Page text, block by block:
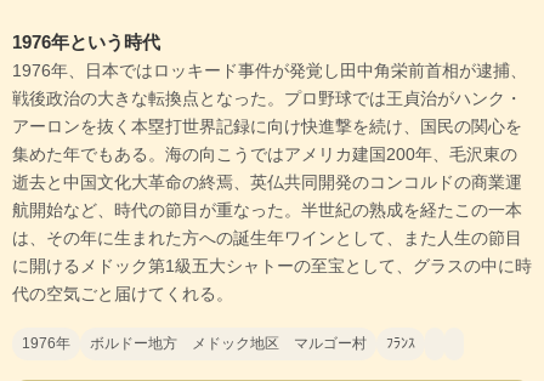
1976年という時代
1976年、日本ではロッキード事件が発覚し田中角栄前首相が逮捕、
戦後政治の大きな転換点となった。プロ野球では王貞治がハンク・
アーロンを抜く本塁打世界記録に向け快進撃を続け、国民の関心を
集めた年でもある。海の向こうではアメリカ建国200年、毛沢東の
逝去と中国文化大革命の終焉、英仏共同開発のコンコルドの商業運
航開始など、時代の節目が重なった。半世紀の熟成を経たこの一本
は、その年に生まれた方への誕生年ワインとして、また人生の節目
に開けるメドック第1級五大シャトーの至宝として、グラスの中に時
代の空気ごと届けてくれる。
1976年 ボルドー地方 メドック地区 マルゴー村 ﾌﾗﾝｽ